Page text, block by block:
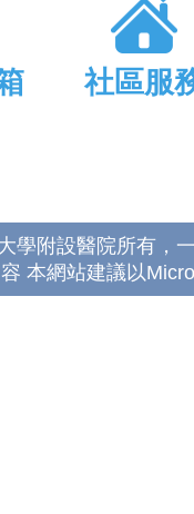
社區服
學附設醫院所有，
本網站建議以